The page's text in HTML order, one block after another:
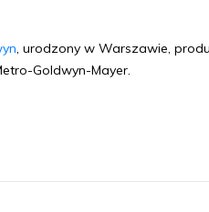
, urodzony w Warszawie,
Goldwyn-Mayer.